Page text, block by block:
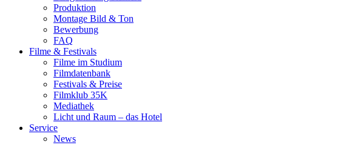
Pro­duk­ti­on
Mon­ta­ge Bild & Ton
Bewer­bung
FAQ
Fil­me & Fes­ti­vals
Fil­me im Stu­di­um
Film­da­ten­bank
Fes­ti­vals & Prei­se
Film­klub 35K
Media­thek
Licht und Raum – das Hotel
Ser­vice
News